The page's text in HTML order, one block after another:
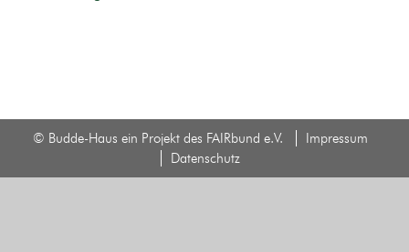
© Budde-Haus ein Projekt des FAIRbund e.V.
Impressum
Datenschutz